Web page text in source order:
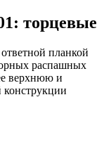
торцевые
планкой
распашных
верхнюю и